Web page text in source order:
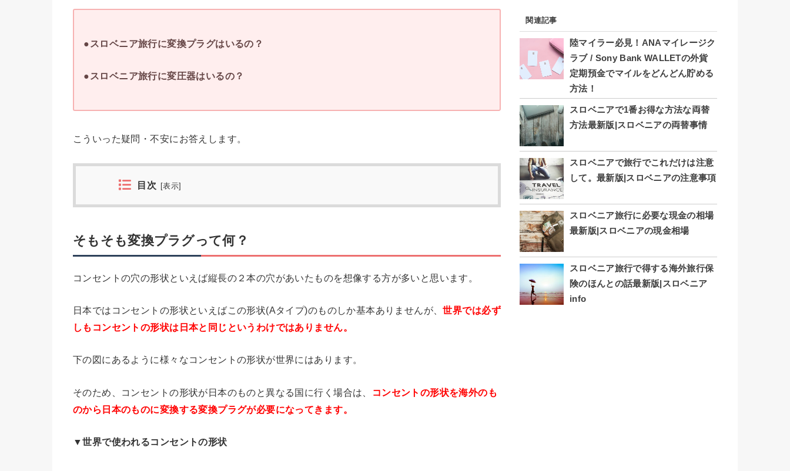
●スロベニア旅行に変換プラグはいるの？
●スロベニア旅行に変圧器はいるの？
こういった疑問・不安にお答えします。
目次 [表示]
そもそも変換プラグって何？
コンセントの穴の形状といえば縦長の２本の穴があいたものを想像する方が多いと思います。
日本ではコンセントの形状といえばこの形状(Aタイプ)のものしか基本ありませんが、世界では必ず
しもコンセントの形状は日本と同じというわけではありません。
下の図にあるように様々なコンセントの形状が世界にはあります。
そのため、コンセントの形状が日本のものと異なる国に行く場合は、
コンセントの形状を海外のも
のから日本のものに変換する変換プラグが必要になってきます。
▼世界で使われるコンセントの形状
関連記事
陸マイラー必見！ANAマイレージク
ラブ / Sony Bank WALLETの外貨
定期預金でマイルをどんどん貯める
方法！
スロベニアで1番お得な方法な両替
方法最新版|スロベニアの両替事情
スロベニアで旅行でこれだけは注意
して。最新版|スロベニアの注意事項
スロベニア旅行に必要な現金の相場
最新版|スロベニアの現金相場
スロベニア旅行で得する海外旅行保
険のほんとの話最新版|スロベニア
info